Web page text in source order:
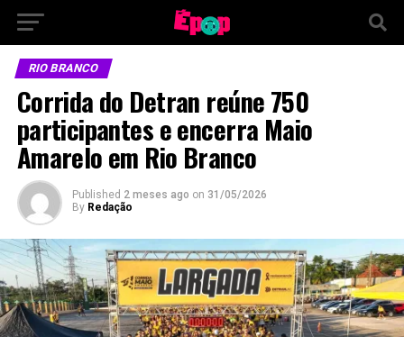
RIO BRANCO
Corrida do Detran reúne 750
participantes e encerra Maio
Amarelo em Rio Branco
Published 2 meses ago on 31/05/2026
By Redação